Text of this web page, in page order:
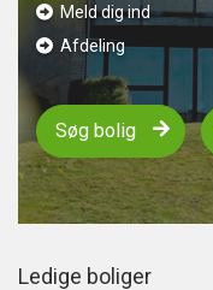
Meld dig ind
Afdeling
Søg bolig
Ledige boliger